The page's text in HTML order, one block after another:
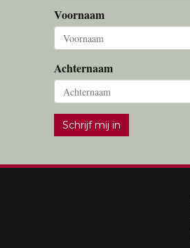
Voornaam
Achternaam
Schrijf mij in